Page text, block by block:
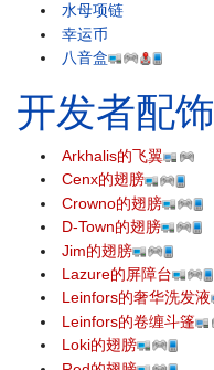
水母项链
幸运币
八音盒
开发者配饰
Arkhalis的飞翼
Cenx的翅膀
Crowno的翅膀
D-Town的翅膀
Jim的翅膀
Lazure的屏障台
Leinfors的奢华洗发液
Leinfors的卷缠斗篷
Loki的翅膀